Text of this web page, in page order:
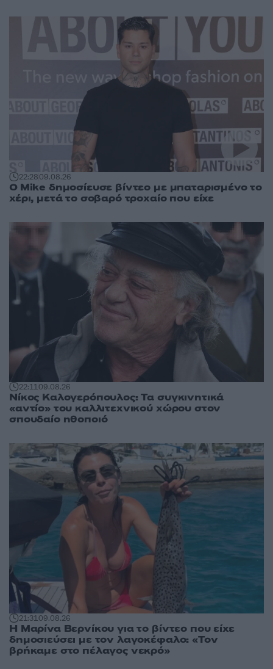
22:2809.08.26
O Mike δημοσίευσε βίντεο με μπαταρισμένο το
χέρι, μετά το σοβαρό τροχαίο που είχε
22:1109.08.26
Νίκος Καλογερόπουλος: Τα συγκινητικά
«αντίο» του καλλιτεχνικού χώρου στον
σπουδαίο ηθοποιό
21:3109.08.26
Η Μαρίνα Βερνίκου για το βίντεο που είχε
δημοσιεύσει με τον λαγοκέφαλο: «Τον
βρήκαμε στο πέλαγος νεκρό»